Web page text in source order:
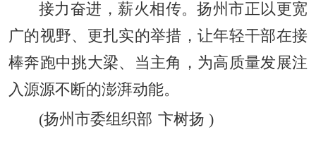
接力奋进，薪火相传。扬州市正以更宽
广的视野、更扎实的举措，让年轻干部在接
棒奔跑中挑大梁、当主角，为高质量发展注
入源源不断的澎湃动能。
(扬州市委组织部 卞树扬 )